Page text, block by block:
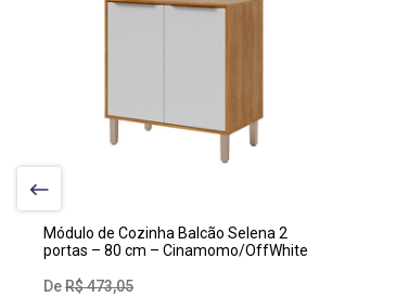
80 CM
PROF
Módulo de Cozinha Balcão Selena 2
portas – 80 cm – Cinamomo/OffWhite
R$473,05